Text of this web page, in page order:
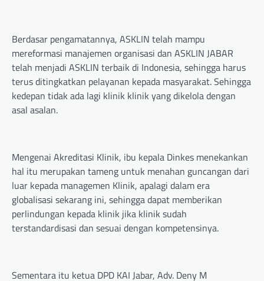
Berdasar pengamatannya, ASKLIN telah mampu
mereformasi manajemen organisasi dan ASKLIN JABAR
telah menjadi ASKLIN terbaik di Indonesia, sehingga harus
terus ditingkatkan pelayanan kepada masyarakat. Sehingga
kedepan tidak ada lagi klinik klinik yang dikelola dengan
asal asalan.
Mengenai Akreditasi Klinik, ibu kepala Dinkes menekankan
hal itu merupakan tameng untuk menahan guncangan dari
luar kepada managemen Klinik, apalagi dalam era
globalisasi sekarang ini, sehingga dapat memberikan
perlindungan kepada klinik jika klinik sudah
terstandardisasi dan sesuai dengan kompetensinya.
Sementara itu ketua DPD KAI Jabar, Adv. Deny M